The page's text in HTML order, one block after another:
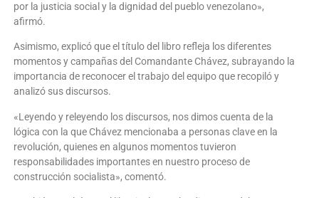
por la justicia social y la dignidad del pueblo venezolano»,
afirmó.
Asimismo, explicó que el título del libro refleja los diferentes
momentos y campañas del Comandante Chávez, subrayando la
importancia de reconocer el trabajo del equipo que recopiló y
analizó sus discursos.
«Leyendo y releyendo los discursos, nos dimos cuenta de la
lógica con la que Chávez mencionaba a personas clave en la
revolución, quienes en algunos momentos tuvieron
responsabilidades importantes en nuestro proceso de
construcción socialista», comentó.